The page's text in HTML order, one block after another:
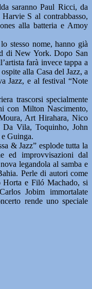
saranno Paul Ricci, da
S al contrabbasso,
alla batteria e Amoy
stesso nome, hanno già
di New York. Dopo San
farà invece tappa a
alla Casa del Jazz, a
Jazz, e al festival “Note
trascorsi specialmente
con Milton Nascimento,
Art Hirahara, Nico
Da Vila, Toquinho, John
Guinga.
& Jazz” esplode tutta la
ed improvvisazioni dal
legandola al samba e
Perle di autori come
Horta e Filó Machado, si
Jobim immortalate
rende uno speciale